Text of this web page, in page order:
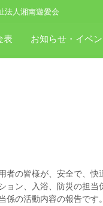
法人湘南遊愛会
表 お知らせ・イベン
者の皆様が、安全で、快
ョン、入浴、防災の担当
の活動内容の報告です。